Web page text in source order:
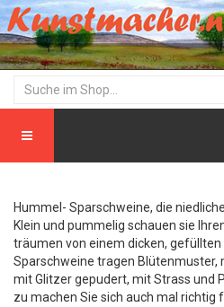
Hummel- Sparschweine, die
Klein und pummelig schauen sie
träumen von einem dicken, gefüllten
Sparschweine tragen Blütenmuster,
mit Glitzer gepudert, mit Strass und
zu machen Sie sich auch mal richtig